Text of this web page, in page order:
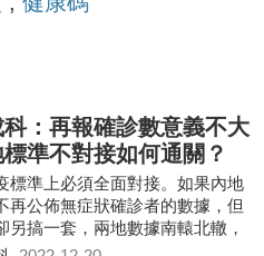
：再報確診數意義不大
準不對接如何通關？
標準上必須全面對接。如果內地
再公佈無症狀確診者的數據，但
另搞一套，兩地數據南轅北轍，
接通關？